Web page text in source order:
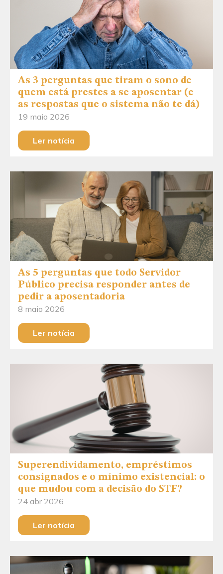
As 3 perguntas que tiram o sono de
quem está prestes a se aposentar (e
as respostas que o sistema não te dá)
19 maio 2026
Ler notícia
As 5 perguntas que todo Servidor
Público precisa responder antes de
pedir a aposentadoria
8 maio 2026
Ler notícia
Superendividamento, empréstimos
consignados e o mínimo existencial: o
que mudou com a decisão do STF?
24 abr 2026
Ler notícia